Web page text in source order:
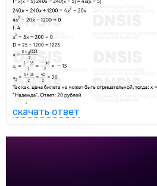
скачать ответ